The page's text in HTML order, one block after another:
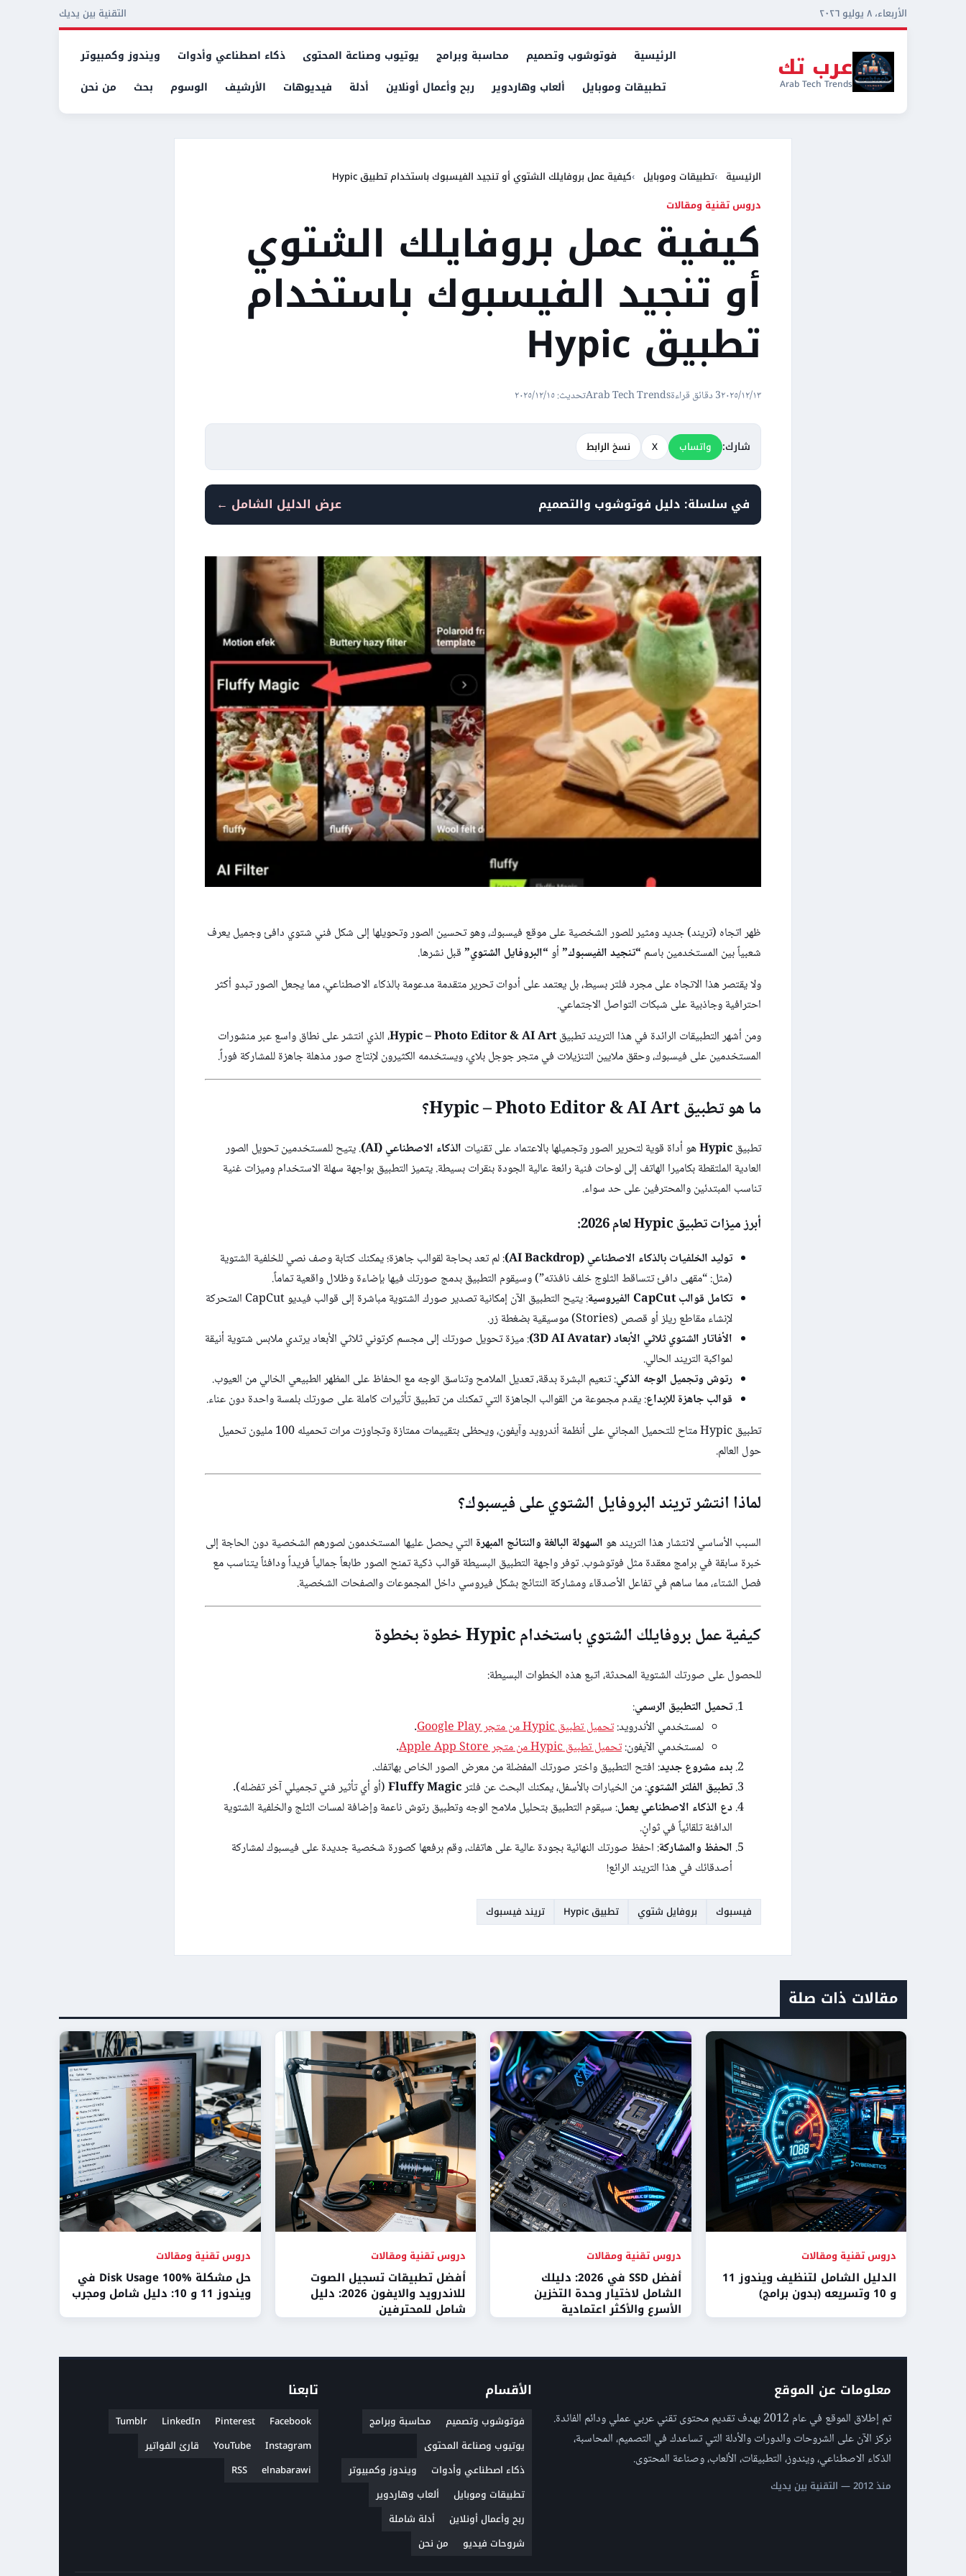
الأربعاء، ٨ يوليو ٢٠٢٦ التقنية بين يديك
عرب تك
Arab Tech Trends
الرئيسية فوتوشوب وتصميم محاسبة وبرامج يوتيوب وصناعة المحتوى ذكاء اصطناعي وأدوات
ويندوز وكمبيوتر
تطبيقات وموبايل
ألعاب وهاردوير ربح وأعمال أونلاين أدلة فيديوهات الأرشيف الوسوم بحث من نحن
الرئيسية تطبيقات وموبايل
كيفية عمل بروفايلك الشتوي أو تنجيد الفيسبوك باستخدام تطبيق Hypic
دروس تقنية ومقالات
كيفية عمل بروفايلك الشتوي
أو تنجيد الفيسبوك باستخدام
تطبيق Hypic
١٣‏/١٢‏/٢٠٢٥ 3 دقائق قراءة Arab Tech Trendsتحديث: ١٥‏/١٢‏/٢٠٢٥
شارك: واتساب X نسخ الرابط
في سلسلة: دليل فوتوشوب والتصميم عرض الدليل الشامل ←
ظهر اتجاه (تريند) جديد ومثير للصور الشخصية على موقع فيسبوك، وهو تحسين الصور وتحويلها إلى شكل فني شتوي دافئ وجميل يعرف
شعبياً بين المستخدمين باسم “تنجيد الفيسبوك”أو“البروفايل الشتوي”قبل نشرها.
ولا يقتصر هذا الاتجاه على مجرد فلتر بسيط، بل يعتمد على أدوات تحرير متقدمة مدعومة بالذكاء الاصطناعي، مما يجعل الصور تبدو أكثر
احترافية وجاذبية على شبكات التواصل الاجتماعي.
ومن أشهر التطبيقات الرائدة في هذا التريند تطبيقHypic – Photo Editor & AI Art، الذي انتشر على نطاق واسع عبر منشورات
المستخدمين على فيسبوك، وحقق ملايين التنزيلات في متجر جوجل بلاي، ويستخدمه الكثيرون لإنتاج صور مذهلة جاهزة للمشاركة فوراً.
ما هو تطبيق Hypic – Photo Editor & AI Art؟
تطبيقHypicهو أداة قوية لتحرير الصور وتجميلها بالاعتماد على تقنيات الذكاء الاصطناعي (AI)
. يتيح للمستخدمين تحويل الصور
العادية الملتقطة بكاميرا الهاتف إلى لوحات فنية رائعة عالية الجودة بنقرات بسيطة. يتميز التطبيق بواجهة سهلة الاستخدام وميزات غنية
تناسب المبتدئين والمحترفين على حد سواء.
أبرز ميزات تطبيق Hypic لعام 2026:
توليد الخلفيات بالذكاء الاصطناعي (AI Backdrop)
: لم تعد بحاجة لقوالب جاهزة؛ يمكنك كتابة وصف نصي للخلفية الشتوية
(مثل: “مقهى دافئ تتساقط الثلوج خلف نافذته”) وسيقوم التطبيق بدمج صورتك فيها بإضاءة وظلال واقعية تماماً.
تكامل قوالب CapCut الفيروسية
: يتيح التطبيق الآن إمكانية تصدير صورك الشتوية مباشرة إلى قوالب فيديو CapCut المتحركة
لإنشاء مقاطع ريلز أو قصص (Stories) موسيقية بضغطة زر.
الأفاتار الشتوي ثلاثي الأبعاد (3D AI Avatar)
: ميزة تحويل صورتك إلى مجسم كرتوني ثلاثي الأبعاد يرتدي ملابس شتوية أنيقة
لمواكبة التريند الحالي.
رتوش وتجميل الوجه الذكي: تنعيم البشرة بدقة، تعديل الملامح وتناسق الوجه مع الحفاظ على المظهر الطبيعي الخالي من العيوب.
قوالب جاهزة للإبداع: يقدم مجموعة من القوالب الجاهزة التي تمكنك من تطبيق تأثيرات كاملة على صورتك بلمسة واحدة دون عناء.
تطبيق Hypic متاح للتحميل المجاني على أنظمة أندرويد وآيفون، ويحظى بتقييمات ممتازة وتجاوزت مرات تحميله 100 مليون تحميل
حول العالم.
لماذا انتشر تريند البروفايل الشتوي على فيسبوك؟
السبب الأساسي لانتشار هذا التريند هوالسهولة البالغة والنتائج المبهرة التي يحصل عليها المستخدمون لصورهم الشخصية دون الحاجة إلى
خبرة سابقة في برامج معقدة مثل فوتوشوب. توفر واجهة التطبيق البسيطة قوالب ذكية تمنح الصور طابعاً جمالياً فريداً ودافئاً يتناسب مع
فصل الشتاء، مما ساهم في تفاعل الأصدقاء ومشاركة النتائج بشكل فيروسي داخل المجموعات والصفحات الشخصية.
كيفية عمل بروفايلك الشتوي باستخدام Hypic خطوة بخطوة
للحصول على صورتك الشتوية المحدثة، اتبع هذه الخطوات البسيطة:
تحميل التطبيق الرسمي:
لمستخدمي الأندرويد:تحميل تطبيق Hypic من متجر Google Play
.
لمستخدمي الآيفون:تحميل تطبيق Hypic من متجر Apple App Store
.
بدء مشروع جديد: افتح التطبيق واختر صورتك المفضلة من معرض الصور الخاص بهاتفك.
تطبيق الفلتر الشتوي: من الخيارات بالأسفل، يمكنك البحث عن فلترFluffy Magic(أو أي تأثير فني تجميلي آخر تفضله).
دع الذكاء الاصطناعي يعمل: سيقوم التطبيق بتحليل ملامح الوجه وتطبيق رتوش ناعمة وإضافة لمسات الثلج والخلفية الشتوية
الدافئة تلقائياً في ثوانٍ.
الحفظ والمشاركة: احفظ صورتك النهائية بجودة عالية على هاتفك، وقم برفعها كصورة شخصية جديدة على فيسبوك لمشاركة
أصدقائك في هذا التريند الرائع!
فيسبوك بروفايل شتوي تطبيق Hypic تريند فيسبوك
مقالات ذات صلة
دروس تقنية ومقالات
الدليل الشامل لتنظيف ويندوز 11
و 10 وتسريعه (بدون برامج)
دروس تقنية ومقالات
أفضل SSD في 2026: دليلك
الشامل لاختيار وحدة التخزين
الأسرع والأكثر اعتمادية
دروس تقنية ومقالات
أفضل تطبيقات تسجيل الصوت
للاندرويد والايفون 2026: دليل
شامل للمحترفين
دروس تقنية ومقالات
حل مشكلة Disk Usage 100% في
ويندوز 11 و 10: دليل شامل ومجرب
معلومات عن الموقع
تم إطلاق الموقع في عام 2012 بهدف تقديم محتوى تقني عربي عملي ودائم الفائدة.
نركز الآن على الشروحات والدورات والأدلة التي تساعدك في التصميم، المحاسبة،
الذكاء الاصطناعي، ويندوز، التطبيقات، الألعاب، وصناعة المحتوى.
منذ 2012 — التقنية بين يديك
الأقسام
فوتوشوب وتصميم
محاسبة وبرامج
يوتيوب وصناعة المحتوى
ذكاء اصطناعي وأدوات
ويندوز وكمبيوتر
تطبيقات وموبايل
ألعاب وهاردوير
ربح وأعمال أونلاين
أدلة شاملة
شروحات فيديو
من نحن
تابعنا
Facebook
Pinterest
LinkedIn
Tumblr
Instagram
YouTube
قارئ الفواتير
elnabarawi
RSS